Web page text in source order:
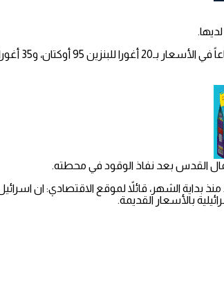
القدس بعد نفاذ الوقود في محطته.
بداية الشهر، قائلاً لموقع الاقتصادي: ان
بالأسعار القديمة.